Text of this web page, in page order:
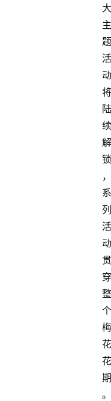
大
主
题
活
动
将
陆
续
解
锁
，
系
列
活
动
贯
穿
整
个
梅
花
花
期
。